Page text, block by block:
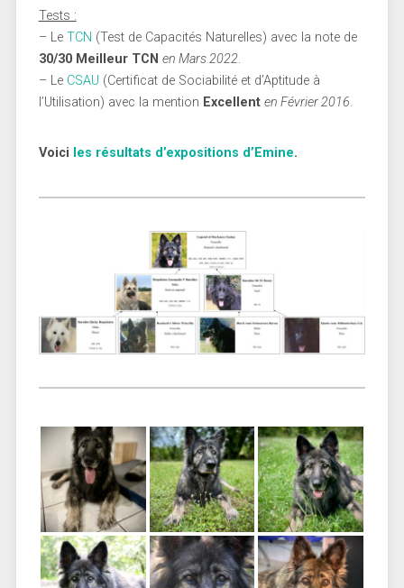
Tests :
– Le TCN (Test de Capacités Naturelles) avec la note de
30/30 Meilleur TCN en Mars 2022.
– Le CSAU (Certificat de Sociabilité et d’Aptitude à
l’Utilisation) avec la mention Excellent en Février 2016.
Voici les résultats d’expositions d’Emine.